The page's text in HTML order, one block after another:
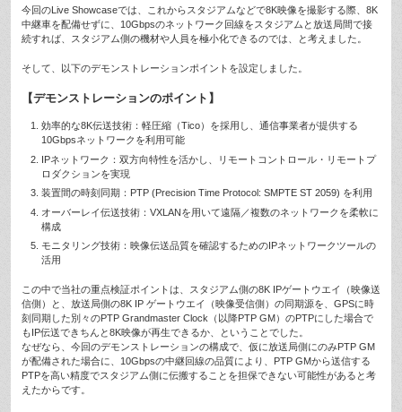
今回のLive Showcaseでは、これからスタジアムなどで8K映像を撮影する際、8K
中継車を配備せずに、10Gbpsのネットワーク回線をスタジアムと放送局間で接
続すれば、スタジアム側の機材や人員を極小化できるのでは、と考えました。
そして、以下のデモンストレーションポイントを設定しました。
【デモンストレーションのポイント】
効率的な8K伝送技術：軽圧縮（Tico）を採用し、通信事業者が提供する
10Gbpsネットワークを利用可能
IPネットワーク：双方向特性を活かし、リモートコントロール・リモートプ
ロダクションを実現
装置間の時刻同期：PTP (Precision Time Protocol: SMPTE ST 2059) を利用
オーバーレイ伝送技術：VXLANを用いて遠隔／複数のネットワークを柔軟に
構成
モニタリング技術：映像伝送品質を確認するためのIPネットワークツールの
活用
この中で当社の重点検証ポイントは、スタジアム側の8K IPゲートウエイ（映像送
信側）と、放送局側の8K IP ゲートウエイ（映像受信側）の同期源を、GPSに時
刻同期した別々のPTP Grandmaster Clock（以降PTP GM）のPTPにした場合で
もIP伝送できちんと8K映像が再生できるか、ということでした。
なぜなら、今回のデモンストレーションの構成で、仮に放送局側にのみPTP GM
が配備された場合に、10Gbpsの中継回線の品質により、PTP GMから送信する
PTPを高い精度でスタジアム側に伝搬することを担保できない可能性があると考
えたからです。